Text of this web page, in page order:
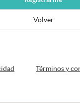
Volver
abre en nueva
Términos y